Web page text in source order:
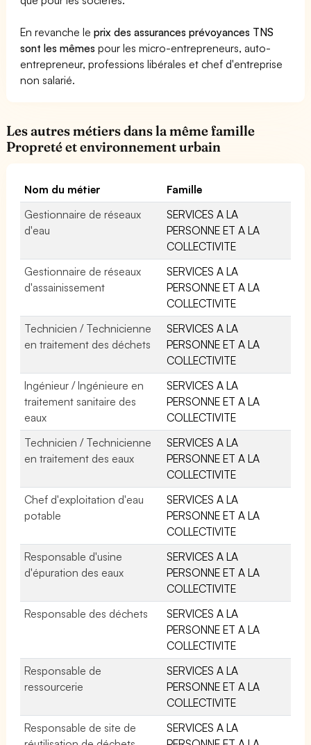
En revanche leprix des assurances prévoyances TNS
sont les mêmes pour les micro-entrepreneurs, auto-
entrepreneur, professions libérales et chef d'entreprise
non salarié.
Les autres métiers dans la même famille
Propreté et environnement urbain
Nom du métier
Famille
Gestionnaire de réseaux
d'eau
SERVICES A LA
PERSONNE ET A LA
COLLECTIVITE
Gestionnaire de réseaux
d'assainissement
SERVICES A LA
PERSONNE ET A LA
COLLECTIVITE
Technicien / Technicienne
en traitement des déchets
SERVICES A LA
PERSONNE ET A LA
COLLECTIVITE
Ingénieur / Ingénieure en
traitement sanitaire des
eaux
SERVICES A LA
PERSONNE ET A LA
COLLECTIVITE
Technicien / Technicienne
en traitement des eaux
SERVICES A LA
PERSONNE ET A LA
COLLECTIVITE
Chef d'exploitation d'eau
potable
SERVICES A LA
PERSONNE ET A LA
COLLECTIVITE
Responsable d'usine
d'épuration des eaux
SERVICES A LA
PERSONNE ET A LA
COLLECTIVITE
Responsable des déchets
SERVICES A LA
PERSONNE ET A LA
COLLECTIVITE
Responsable de
ressourcerie
SERVICES A LA
PERSONNE ET A LA
COLLECTIVITE
Responsable de site de
SERVICES A LA